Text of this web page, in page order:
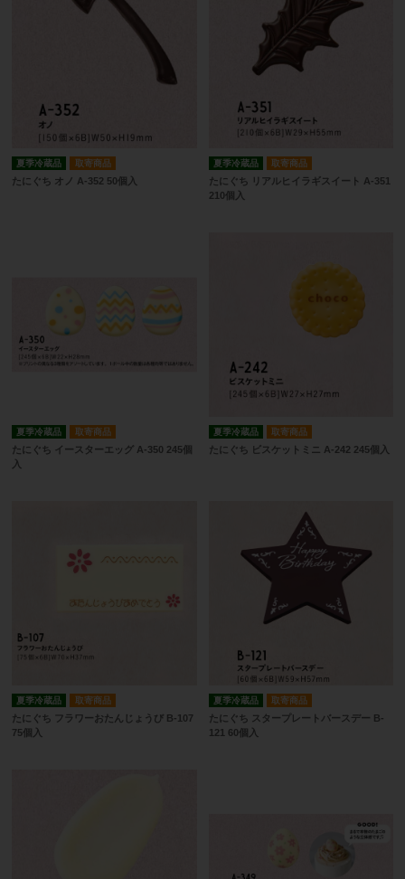
夏季冷蔵品 取寄商品
たにぐち オノ A-352 50個入
夏季冷蔵品 取寄商品
たにぐち リアルヒイラギスイート A-351
210個入
夏季冷蔵品 取寄商品
たにぐち イースターエッグ A-350 245個
入
夏季冷蔵品 取寄商品
たにぐち ビスケットミニ A-242 245個入
夏季冷蔵品 取寄商品
たにぐち フラワーおたんじょうび B-107
75個入
夏季冷蔵品 取寄商品
たにぐち スタープレートバースデー B-
121 60個入